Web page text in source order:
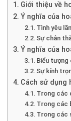
Giới thiệu về
Ý nghĩa của
Tình yêu
Sự chân
Ý nghĩa của
Biểu tượng
Sự kính
Cách sử dụng
Trong các
Trong các
Trong các